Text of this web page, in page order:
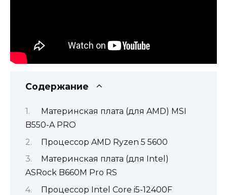
Содержание
Материнская плата (для AMD) MSI
B550-A PRO
Процессор AMD Ryzen 5 5600
Материнская плата (для Intel)
ASRock B660M Pro RS
Процессор Intel Core i5-12400F